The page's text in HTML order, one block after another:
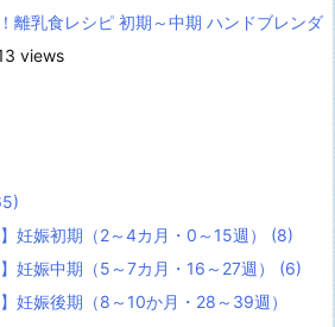
離乳食レシピ 初期～中期 ハンドブレンダ
views
妊娠初期（2～4カ月・0～15週） (8)
妊娠中期（5～7カ月・16～27週） (6)
妊娠後期（8～10か月・28～39週）